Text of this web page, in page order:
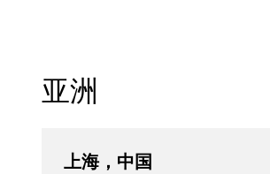
亚洲
上海，中国